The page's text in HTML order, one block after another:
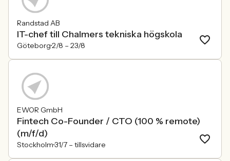
Randstad AB
IT-chef till Chalmers tekniska högskola
Göteborg2/8 – 23/8
EWOR GmbH
Fintech Co-Founder / CTO (100 % remote)
(m/f/d)
Stockholm31/7 – tillsvidare